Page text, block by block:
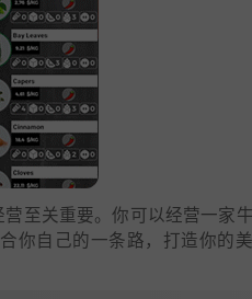
至关重要。你可以经营一家
你自己的一条路，打造你的